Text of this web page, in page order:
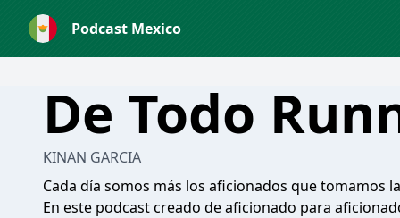
Podcast Mexico
De Todo
KINAN GARCIA
Cada día somos más los aficionados que tomamos
En este podcast creado de aficionado para